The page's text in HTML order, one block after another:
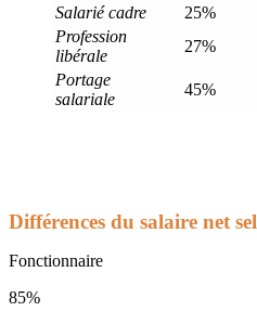
Salarié cadre
25%
Profession
libérale
27%
Portage
salariale
45%
Différences du salaire net
Fonctionnaire
85%